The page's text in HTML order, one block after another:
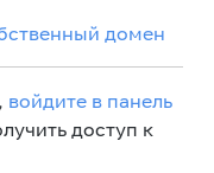
домен
войдите в панель
доступ к